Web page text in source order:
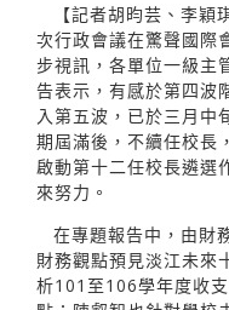
【記者胡昀芸、李
次行政會議在驚聲國際
步視訊，各單位一級主
告表示，有感於第四波
入第五波，已於三月中
期屆滿後，不續任校長
啟動第十二任校長遴選
來努力。
在專題報告中，由財
財務觀點預見淡江未來
析101至106學年度收